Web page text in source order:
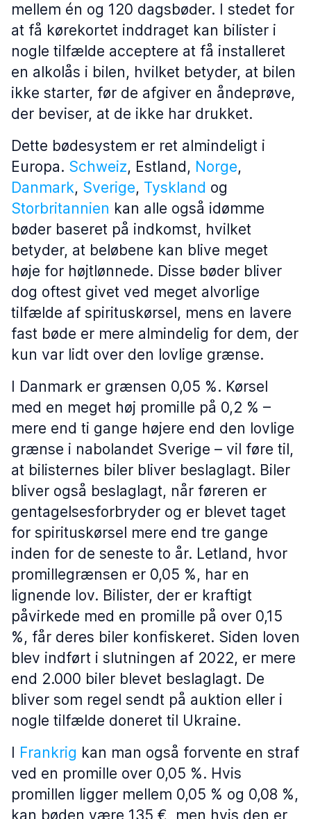
mellem én og 120 dagsbøder. I stedet for
at få kørekortet inddraget kan bilister i
nogle tilfælde acceptere at få installeret
en alkolås i bilen, hvilket betyder, at bilen
ikke starter, før de afgiver en åndeprøve,
der beviser, at de ikke har drukket.
Dette bødesystem er ret almindeligt i
Europa. Schweiz, Estland, Norge,
Danmark, Sverige, Tyskland og
Storbritannien kan alle også idømme
bøder baseret på indkomst, hvilket
betyder, at beløbene kan blive meget
høje for højtlønnede. Disse bøder bliver
dog oftest givet ved meget alvorlige
tilfælde af spirituskørsel, mens en lavere
fast bøde er mere almindelig for dem, der
kun var lidt over den lovlige grænse.
I Danmark er grænsen 0,05 %. Kørsel
med en meget høj promille på 0,2 % –
mere end ti gange højere end den lovlige
grænse i nabolandet Sverige – vil føre til,
at bilisternes biler bliver beslaglagt. Biler
bliver også beslaglagt, når føreren er
gentagelsesforbryder og er blevet taget
for spirituskørsel mere end tre gange
inden for de seneste to år. Letland, hvor
promillegrænsen er 0,05 %, har en
lignende lov. Bilister, der er kraftigt
påvirkede med en promille på over 0,15
%, får deres biler konfiskeret. Siden loven
blev indført i slutningen af 2022, er mere
end 2.000 biler blevet beslaglagt. De
bliver som regel sendt på auktion eller i
nogle tilfælde doneret til Ukraine.
I Frankrig kan man også forvente en straf
ved en promille over 0,05 %. Hvis
promillen ligger mellem 0,05 % og 0,08 %,
kan bøden være 135 €, men hvis den er